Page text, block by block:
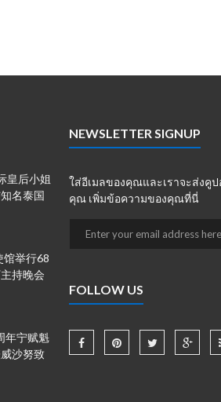
皇后小姐
名泰国
馆举行68
持晚会
年宁赋魁
沙努致
NEWSLETTER SIGNUP
ใส่อีเมลของคุณและเราจะส่งคู
คุณ เพิ่มข้อความของคุณที่นี่
FOLLOW US